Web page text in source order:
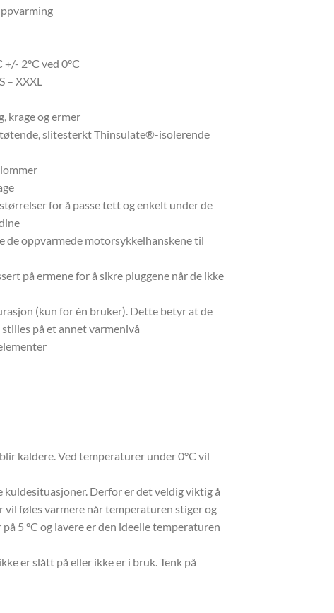
2°C ved 0°C
– XXXL
krage og ermer
slitesterkt Thinsulate®-isolerende
for å passe tett og enkelt under de
de oppvarmede motorsykkelhanskene til
på ermene for å sikre pluggene når de ikke
(kun for én bruker). Dette betyr at de
på et annet varmenivå
kaldere. Ved temperaturer under 0°C vil
Derfor er det veldig viktig å
føles varmere når temperaturen stiger og
5 °C og lavere er den ideelle temperaturen
er slått på eller ikke er i bruk. Tenk på